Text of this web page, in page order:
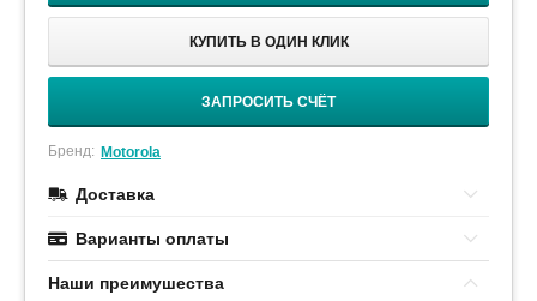
КУПИТЬ В ОДИН КЛИК
ЗАПРОСИТЬ СЧЁТ
Бренд: Motorola
Доставка
Варианты оплаты
Наши преимушества